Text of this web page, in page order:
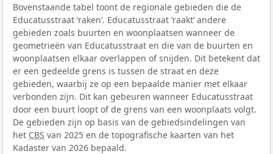
Bovenstaande tabel toont de regionale gebieden die de
Educatusstraat ‘raken’. Educatusstraat ‘raakt’ andere
gebieden zoals buurten en woonplaatsen wanneer de
geometrieën van Educatusstraat en die van de buurten en
woonplaatsen elkaar overlappen of snijden. Dit betekent dat
er een gedeelde grens is tussen de straat en deze
gebieden, waarbij ze op een bepaalde manier met elkaar
verbonden zijn. Dit kan gebeuren wanneer Educatusstraat
door een buurt loopt of de grens van een woonplaats volgt.
De gebieden zijn op basis van de gebiedsindelingen van
het CBS van 2025 en de topografische kaarten van het
Kadaster van 2026 bepaald.